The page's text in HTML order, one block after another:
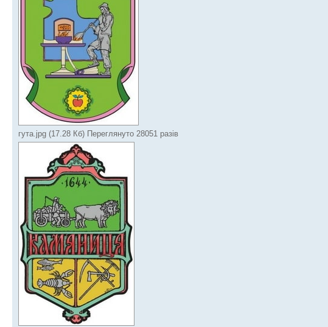
гута.jpg (17.28 Кб) Переглянуто 28051 разів